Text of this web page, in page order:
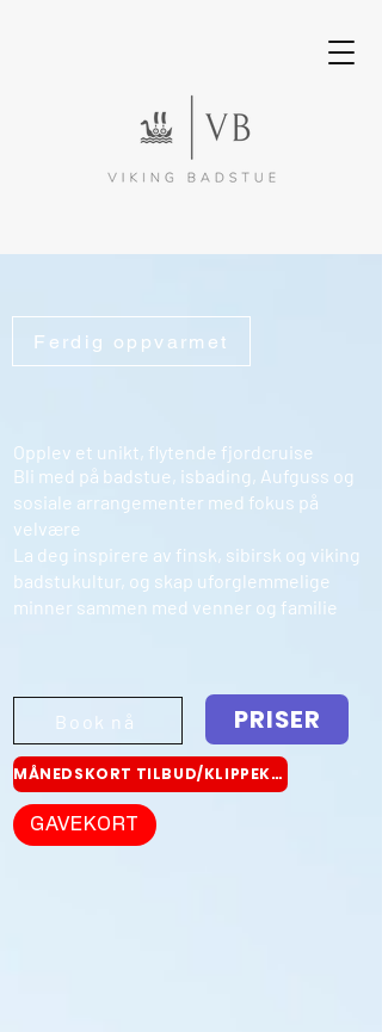
Ferdig oppvarmet
Opplev et unikt, flytende fjordcruise
Bli med på badstue, isbading, Aufguss og
sosiale arrangementer med fokus på
velvære
La deg inspirere av finsk, sibirsk og viking
badstukultur, og skap uforglemmelige
minner sammen med venner og familie
Book nå PRISER
MÅNEDSKORT TILBUD/KLIPPEKORT
GAVEKORT